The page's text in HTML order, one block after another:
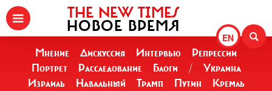
EN
THE NEW TIMES
НОВОЕ ВРЕМЯ
Мнение Дискуссия Интервью
Репрессии
Портрет
Расследование Блоги /
Украина
Израиль
Навальный Трамп Путин
Кремль